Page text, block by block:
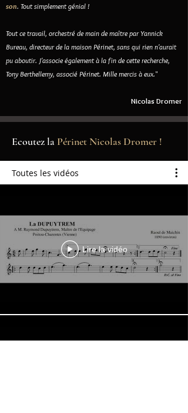
son. Tout simplement génial !
Tout ce travail, orchestré de main de maître par Yannick
Bureau, directeur de la maison Périnet, sans qui rien n'aurait
pu aboutir. J'associe également à la fin de cette recherche,
Tony Berthellemy, associé Périnet. Mille mercis à eux."
Nicolas Dromer
Ecoutez la Périnet Nicolas Dromer !
Toutes les vidéos
Lire la vidéo